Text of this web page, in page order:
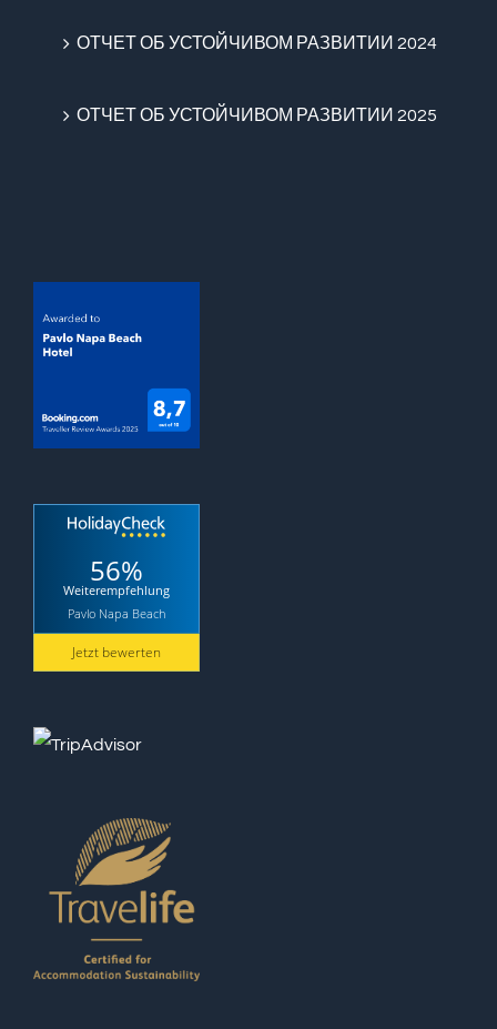
ОТЧЕТ ОБ УСТОЙЧИВОМ РАЗВИТИИ 2024
ОТЧЕТ ОБ УСТОЙЧИВОМ РАЗВИТИИ 2025
56%
Weiterempfehlung
Pavlo Napa Beach
Jetzt bewerten